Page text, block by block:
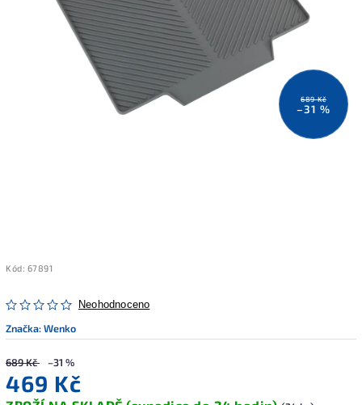
689 Kč
–31 %
Kód: 67891
Neohodnoceno
Značka:Wenko
689 Kč –31 %
469 Kč